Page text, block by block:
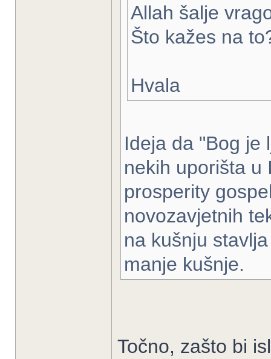
Allah šalje
Što kažes na
Hvala
Ideja da "Bog je
nekih uporišta u
prosperity
novozavjetnih
na kušnju
manje kušnje.
Točno, zašto bi